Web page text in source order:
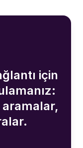
için
aramalar,